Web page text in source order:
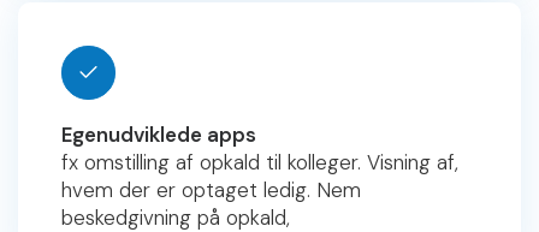
Egenudviklede apps
fx omstilling af opkald til kolleger. Visning af,
hvem der er optaget ledig. Nem
beskedgivning på opkald,